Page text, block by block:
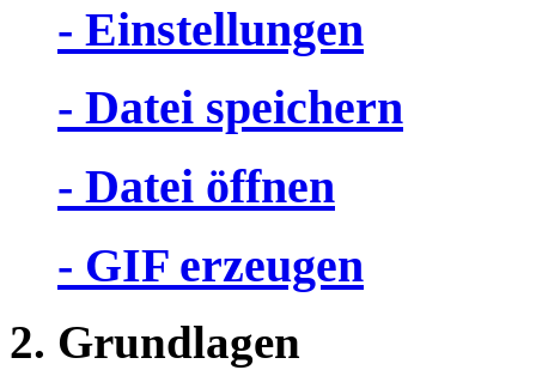
- Einstellungen
- Datei speichern
- Datei öffnen
- GIF erzeugen
2. Grundlagen